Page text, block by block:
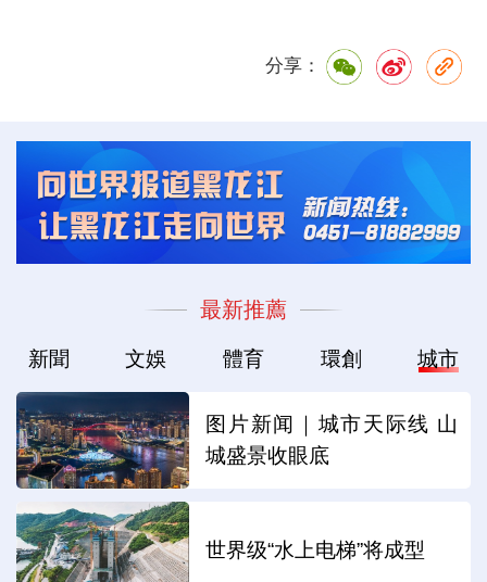
分享：
最新推薦
新聞 文娛 體育 環創 城市
图片新闻｜城市天际线 山
城盛景收眼底
世界级“水上电梯”将成型